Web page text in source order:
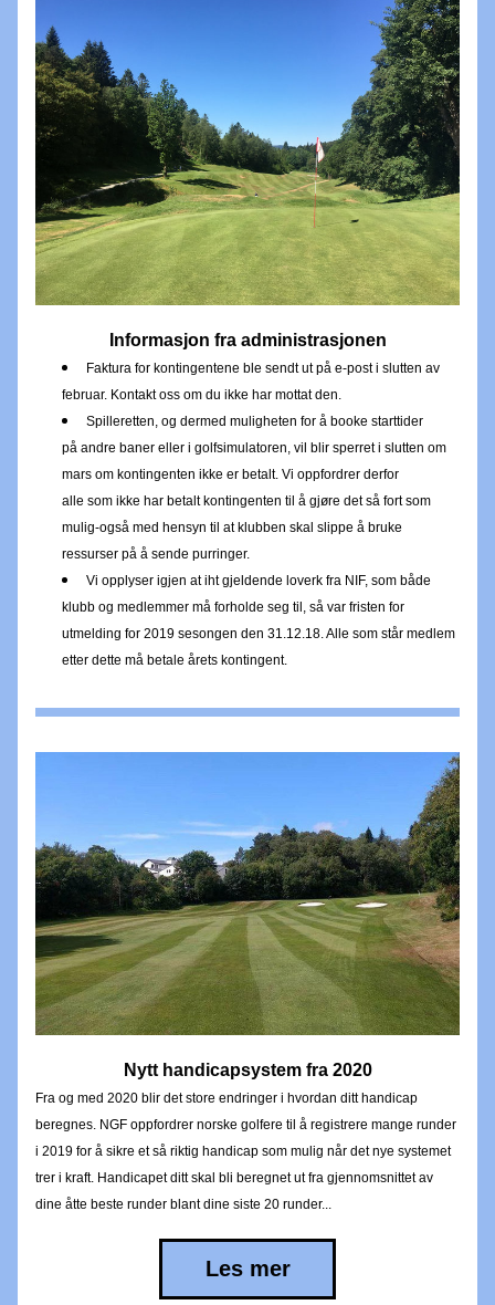
Informasjon fra administrasjonen
Faktura for kontingentene ble sendt ut på e-post i slutten av
februar. Kontakt oss om du ikke har mottat den.
Spilleretten, og dermed muligheten for å booke starttider
på andre baner eller i golfsimulatoren, vil blir sperret i slutten om
mars om kontingenten ikke er betalt. Vi oppfordrer derfor
alle som ikke har betalt kontingenten til å gjøre det så fort som
mulig-også med hensyn til at klubben skal slippe å bruke
ressurser på å sende purringer.
Vi opplyser igjen at iht gjeldende loverk fra NIF, som både
klubb og medlemmer må forholde seg til, så var fristen for
utmelding for 2019 sesongen den 31.12.18. Alle som står medlem
etter dette må betale årets kontingent.
Nytt handicapsystem fra 2020
Fra og med 2020 blir det store endringer i hvordan ditt handicap
beregnes. NGF oppfordrer norske golfere til å registrere mange runder
i 2019 for å sikre et så riktig handicap som mulig når det nye systemet
trer i kraft. Handicapet ditt skal bli beregnet ut fra gjennomsnittet av
dine åtte beste runder blant dine siste 20 runder...
Les mer